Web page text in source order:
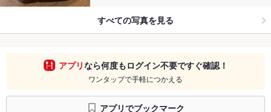
すべての写真を見る
アプリなら何度もログイン不要ですぐ確認！
ワンタップで手軽につかえる
アプリでブックマーク